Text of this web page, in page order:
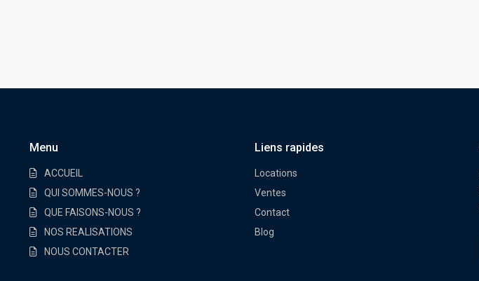
Menu
ACCUEIL
QUI SOMMES-NOUS ?
QUE FAISONS-NOUS ?
NOS REALISATIONS
NOUS CONTACTER
Liens rapides
Locations
Ventes
Contact
Blog